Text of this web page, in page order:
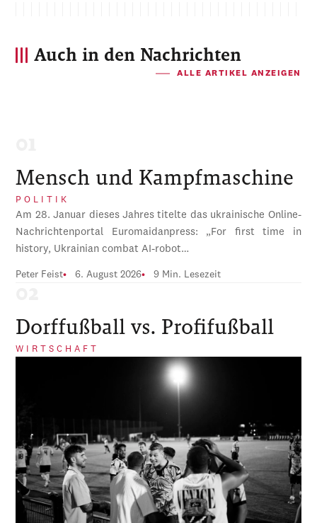
Auch in den Nachrichten
ALLE ARTIKEL ANZEIGEN
Mensch und Kampfmaschine
POLITIK
Am 28. Januar dieses Jahres titelte das ukrainische Online-
Nachrichtenportal Euromaidanpress: „For first time in
history, Ukrainian combat AI-robot…
Peter Feist 6. August 2026 9 Min. Lesezeit
Dorffußball vs. Profifußball
WIRTSCHAFT